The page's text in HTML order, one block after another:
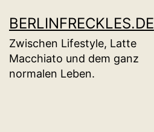
Inhalt
springen
BERLINFRECKLES.DE
Zwischen Lifestyle, Latte
Macchiato und dem ganz
normalen Leben.